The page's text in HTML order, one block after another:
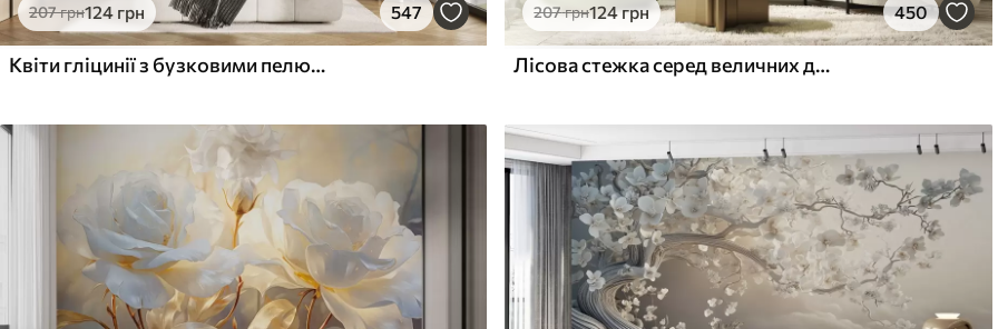
207грн124 грн 547
Квіти гліцинії з бузковими пелюстками та зеленим листям, що звисає з гілок, м'які пастельні кольори, пастельний фон
207грн124грн 450
Лісова стежка серед величних дерев у стилі акварелі